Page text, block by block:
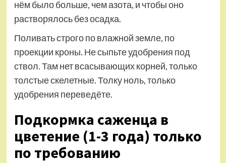
нём было больше, чем азота, и чтобы оно
растворялось без осадка.
Поливать строго по влажной земле, по
проекции кроны. Не сыпьте удобрения под
ствол. Там нет всасывающих корней, только
толстые скелетные. Толку ноль, только
удобрения переведёте.
Подкормка саженца в
цветение (1-3 года) только
по требованию